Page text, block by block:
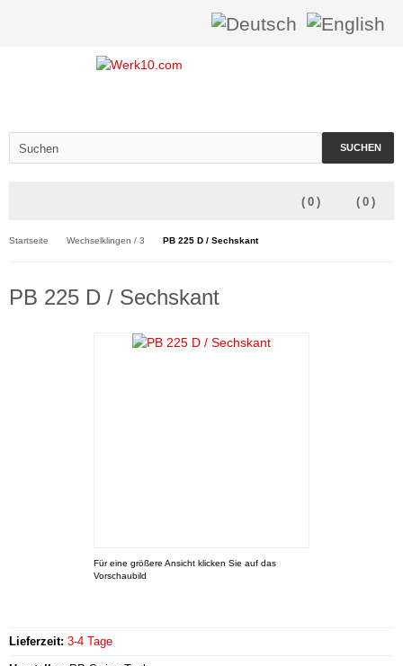
SUCHEN
( 0 )
( 0 )
Startseite Wechselklingen / 3 PB 225 D / Sechskant
PB 225 D / Sechskant
Für eine größere Ansicht klicken Sie auf das
Vorschaubild
Lieferzeit: 3-4 Tage